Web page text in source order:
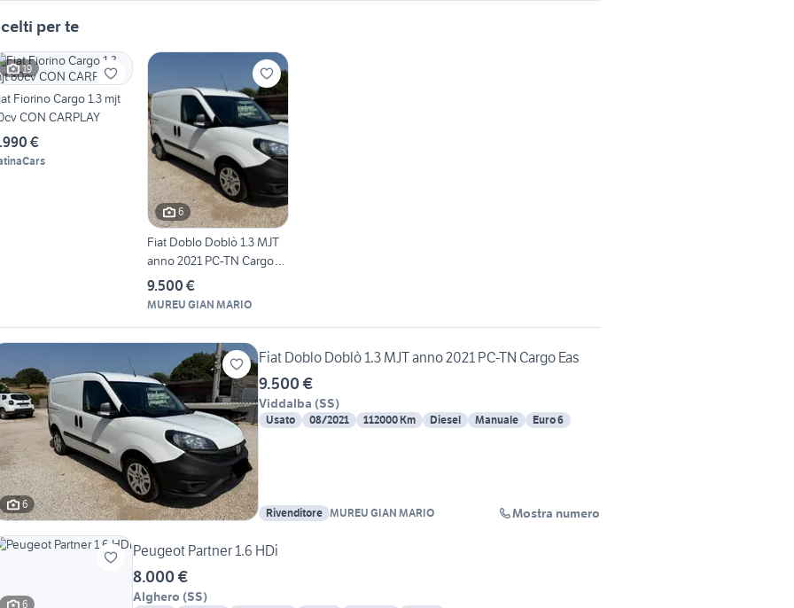
per te
19
Fiorino Cargo 1.3 mjt
CON CARPLAY
€
6
Fiat Doblo Doblò 1.3 MJT
anno 2021 PC-TN Cargo
Eas
9.500 €
MUREU GIAN MARIO
6
Fiat Doblo Doblò 1.3 MJT anno 2021 PC-TN Cargo Eas
9.500 €
Viddalba (SS)
Usato 08/2021 112000 Km Diesel Manuale Euro 6
Rivenditore MUREU GIAN MARIO Mostra numero
6
Peugeot Partner 1.6 HDi
8.000 €
Alghero (SS)